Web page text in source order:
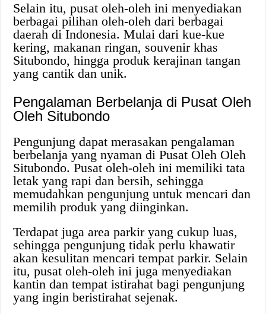
Selain itu, pusat oleh-oleh ini menyediakan
berbagai pilihan oleh-oleh dari berbagai
daerah di Indonesia. Mulai dari kue-kue
kering, makanan ringan, souvenir khas
Situbondo, hingga produk kerajinan tangan
yang cantik dan unik.
Pengalaman Berbelanja di Pusat Oleh
Oleh Situbondo
Pengunjung dapat merasakan pengalaman
berbelanja yang nyaman di Pusat Oleh Oleh
Situbondo. Pusat oleh-oleh ini memiliki tata
letak yang rapi dan bersih, sehingga
memudahkan pengunjung untuk mencari dan
memilih produk yang diinginkan.
Terdapat juga area parkir yang cukup luas,
sehingga pengunjung tidak perlu khawatir
akan kesulitan mencari tempat parkir. Selain
itu, pusat oleh-oleh ini juga menyediakan
kantin dan tempat istirahat bagi pengunjung
yang ingin beristirahat sejenak.